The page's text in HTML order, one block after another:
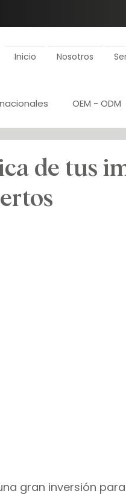
Inicio Nosotros
OEM - ODM
de proveedores
de tus
gran inversión